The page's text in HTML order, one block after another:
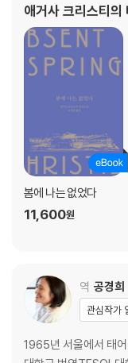
품으로 『스타일즈 저택
애거사 크리스티 의
봄에 나는 없었다
11,600원
역 공경희
관심작가
1965년 서울에서 태